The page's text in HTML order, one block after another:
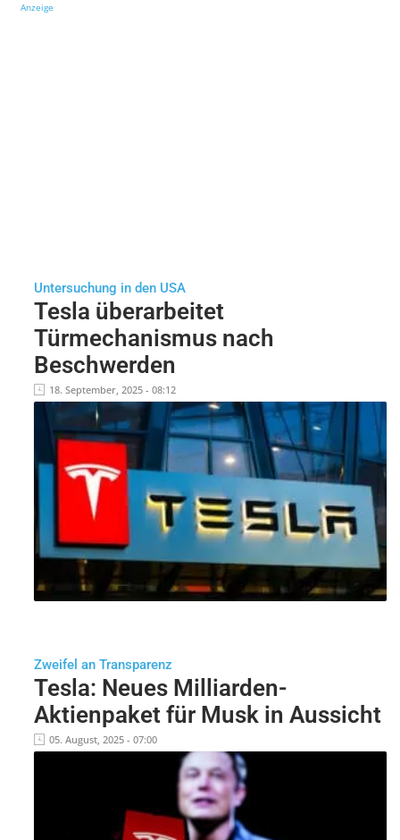
Anzeige
Untersuchung in den USA
Tesla überarbeitet
Türmechanismus nach
Beschwerden
18. September, 2025 - 08:12
Zweifel an Transparenz
Tesla: Neues Milliarden-
Aktienpaket für Musk in Aussicht
05. August, 2025 - 07:00